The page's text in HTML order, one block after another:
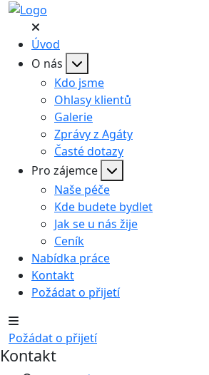
Úvod
O nás
Kdo jsme
Ohlasy klientů
Galerie
Zprávy z Agáty
Časté dotazy
Pro zájemce
Naše péče
Kde budete bydlet
Jak se u nás žije
Ceník
Nabídka práce
Kontakt
Požádat o přijetí
Požádat o přijetí
Kontakt